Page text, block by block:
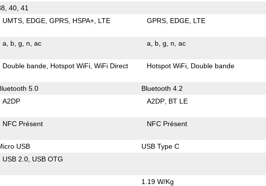
40, 41
UMTS EDGE GPRS HSPA+ LTE GPRS EDGE LTE
a b g n ac a b g n ac
Double bande Hotspot WiFi WiFi Direct Hotspot WiFi Double bande
5.0 Bluetooth 4.2
A2DP A2DP BT LE
NFC Présent NFC Présent
USB USB Type C
USB 2.0 USB OTG
1.19 W/Kg